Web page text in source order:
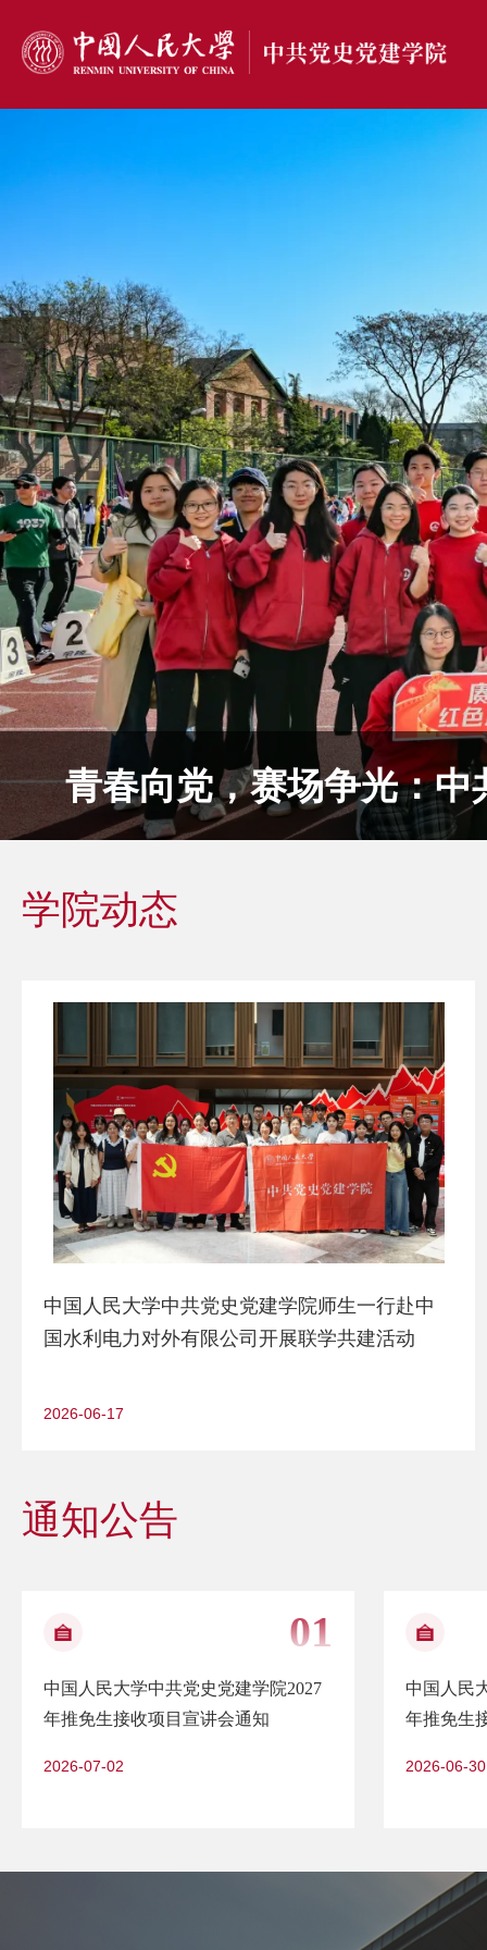
青春向党，赛场争光：
运动会
学院动态
中国人民大学中共党史党建学院师生一行赴中
国水利电力对外有限公司开展联学共建活动
2026-06-17
通知公告
中国人民大学中共党史党建学院2027
年推免生接收项目宣讲会通知
2026-07-02
中国人民
年推免生
2026-06-30